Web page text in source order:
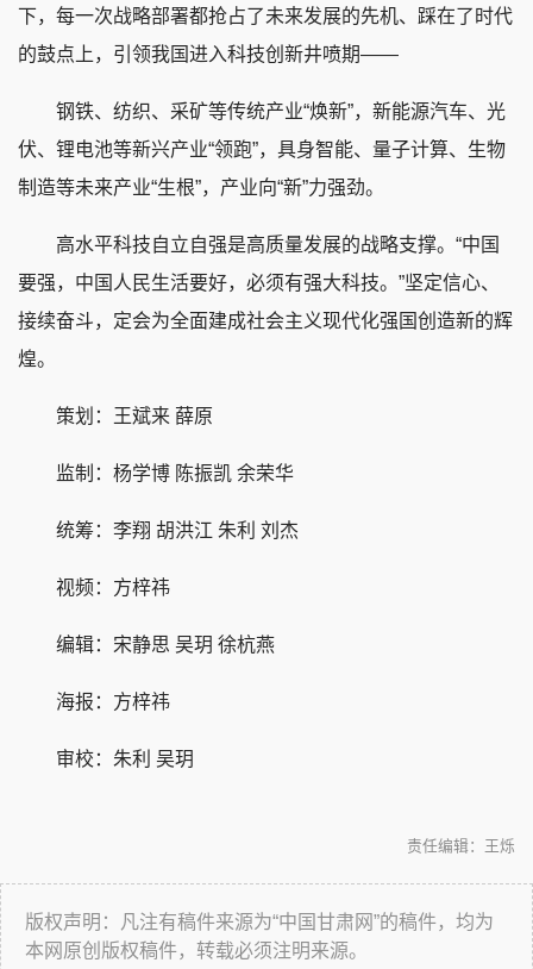
下，每一次战略部署都抢占了未来发展的先机、踩在了时代
的鼓点上，引领我国进入科技创新井喷期——
钢铁、纺织、采矿等传统产业“焕新”，新能源汽车、光
伏、锂电池等新兴产业“领跑”，具身智能、量子计算、生物
制造等未来产业“生根”，产业向“新”力强劲。
高水平科技自立自强是高质量发展的战略支撑。“中国
要强，中国人民生活要好，必须有强大科技。”坚定信心、
接续奋斗，定会为全面建成社会主义现代化强国创造新的辉
煌。
策划：王斌来 薛原
监制：杨学博 陈振凯 余荣华
统筹：李翔 胡洪江 朱利 刘杰
视频：方梓祎
编辑：宋静思 吴玥 徐杭燕
海报：方梓祎
审校：朱利 吴玥
责任编辑：王烁
版权声明：凡注有稿件来源为“中国甘肃网”的稿件，均为
本网原创版权稿件，转载必须注明来源。